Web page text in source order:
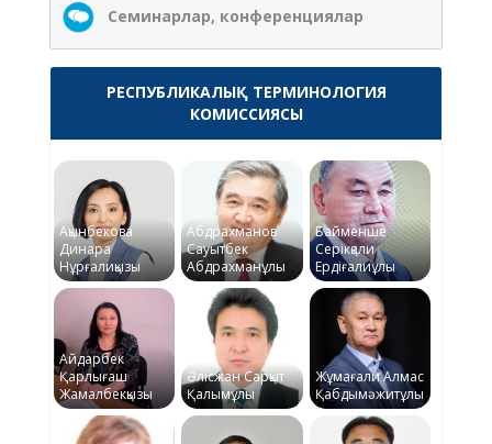
Семинарлар, конференциялар
РЕСПУБЛИКАЛЫҚ ТЕРМИНОЛОГИЯ
КОМИССИЯСЫ
Ақынбекова
Динара
Нұрғалиқызы
Абдрахманов
Сауытбек
Абдрахманұлы
Байменше
Серікқали
Ердіғалиұлы
Айдарбек
Қарлығаш
Жамалбекқызы
Әлісжан Сарқыт
Қалымұлы
Жұмағали Алмас
Қабдымәжитұлы